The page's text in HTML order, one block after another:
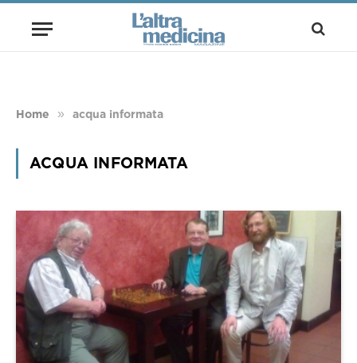
Home » acqua informata
ACQUA INFORMATA